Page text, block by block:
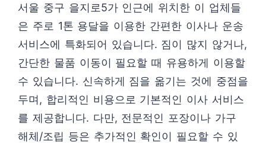
서울 중구 을지로5가 인근에 위치한 이 업체들
은 주로 1톤 용달을 이용한 간편한 이사나 운송
서비스에 특화되어 있습니다. 짐이 많지 않거나,
간단한 물품 이동이 필요할 때 유용하게 이용할
수 있습니다. 신속하게 짐을 옮기는 것에 중점을
두며, 합리적인 비용으로 기본적인 이사 서비스
를 제공합니다. 다만, 전문적인 포장이나 가구
해체/조립 등은 추가적인 확인이 필요할 수 있